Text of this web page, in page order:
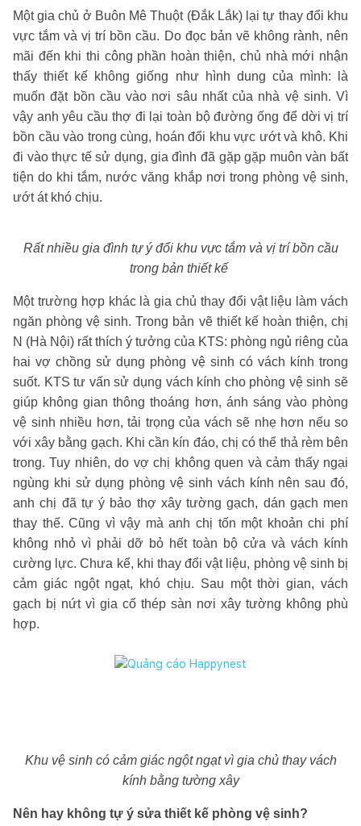
Một gia chủ ở Buôn Mê Thuột (Đắk Lắk) lại tự thay đổi khu
vực tắm và vị trí bồn cầu. Do đọc bản vẽ không rành, nên
mãi đến khi thi công phần hoàn thiện, chủ nhà mới nhận
thấy thiết kế không giống như hình dung của mình: là
muốn đặt bồn cầu vào nơi sâu nhất của nhà vệ sinh. Vì
vậy anh yêu cầu thợ đi lại toàn bộ đường ống để dời vị trí
bồn cầu vào trong cùng, hoán đổi khu vực ướt và khô. Khi
đi vào thực tế sử dụng, gia đình đã gặp gặp muôn vàn bất
tiện do khi tắm, nước văng khắp nơi trong phòng vệ sinh,
ướt át khó chịu.
Rất nhiều gia đình tự ý đổi khu vực tắm và vị trí bồn cầu
trong bản thiết kế
Một trường hợp khác là gia chủ thay đổi vật liệu làm vách
ngăn phòng vệ sinh. Trong bản vẽ thiết kế hoàn thiện, chị
N (Hà Nội) rất thích ý tưởng của KTS: phòng ngủ riêng của
hai vợ chồng sử dụng phòng vệ sinh có vách kính trong
suốt. KTS tư vấn sử dụng vách kính cho phòng vệ sinh sẽ
giúp không gian thông thoáng hơn, ánh sáng vào phòng
vệ sinh nhiều hơn, tải trọng của vách sẽ nhẹ hơn nếu so
với xây bằng gạch. Khi cần kín đáo, chị có thể thả rèm bên
trong. Tuy nhiên, do vợ chị không quen và cảm thấy ngại
ngùng khi sử dụng phòng vệ sinh vách kính nên sau đó,
anh chị đã tự ý bảo thợ xây tường gạch, dán gạch men
thay thế. Cũng vì vậy mà anh chị tốn một khoản chi phí
không nhỏ vì phải dỡ bỏ hết toàn bộ cửa và vách kính
cường lực. Chưa kể, khi thay đổi vật liệu, phòng vệ sinh bị
cảm giác ngột ngạt, khó chịu. Sau một thời gian, vách
gạch bị nứt vì gia cố thép sàn nơi xây tường không phù
hợp.
Khu vệ sinh có cảm giác ngột ngạt vì gia chủ thay vách
kính bằng tường xây
Nên hay không tự ý sửa thiết kế phòng vệ sinh?